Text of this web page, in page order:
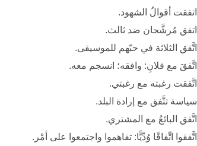
اتفقت أقوالُ الشهود.
اتفق مُرشَّحان ضد ثالث.
اتَّفق الثلاثة في حبّهم للموسيقى.
اتَّفقَ مع فلانِ: وافقه؛ انسجم معه.
اتَّفقت رغبته مع رغبتي.
سياسة تتَّفق مع إرادة البلد.
اتَّفق البائعُ مع المشتري.
اتَّفقوا اتِّفاقًا وُدِّيًّا: تفاهموا واجتمعوا على أمْر.